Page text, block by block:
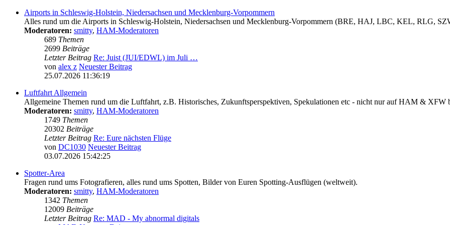
Airports in Schleswig-Holstein, Niedersachsen und Mecklenburg-Vorpommern
Alles rund um die Airports in Schleswig-Holstein, Niedersachsen und Mecklenburg-Vorpommern (BRE, HAJ, LBC, KEL, RLG,
Moderatoren: smitty, HAM-Moderatoren
689 Themen
2699 Beiträge
Letzter Beitrag Re: Juist (JUI/EDWL) im Juli …
von alex z Neuester Beitrag
25.07.2026 11:36:19
Luftfahrt Allgemein
Allgemeine Themen rund um die Luftfahrt, z.B. Historisches, Zukunftsperspektiven, Spekulationen etc - nicht nur auf HAM & XFW
Moderatoren: smitty, HAM-Moderatoren
1749 Themen
20302 Beiträge
Letzter Beitrag Re: Eure nächsten Flüge
von DC1030 Neuester Beitrag
03.07.2026 15:42:25
Spotter-Area
Fragen rund ums Fotografieren, alles rund ums Spotten, Bilder von Euren Spotting-Ausflügen (weltweit).
Moderatoren: smitty, HAM-Moderatoren
1342 Themen
12009 Beiträge
Letzter Beitrag Re: MAD - My abnormal digitals